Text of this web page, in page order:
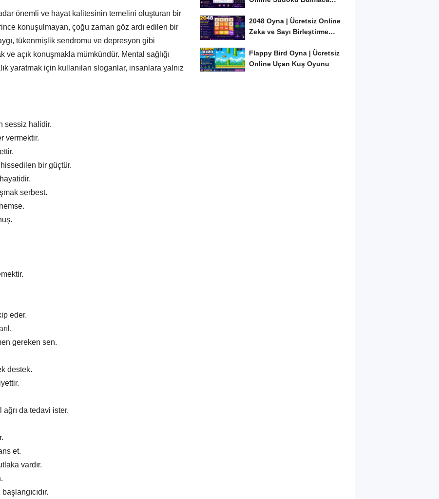
önemli ve hayat kalitesinin temelini oluşturan bir
konuşulmayan, çoğu zaman göz ardı edilen bir
tükenmişlik sendromu ve depresyon gibi
ve açık konuşmakla mümkündür. Mental sağlığı
yaratmak için kullanılan sloganlar, insanlara yalnız
sessiz halidir.
vermektir.
bir güçtür.
serbest.
eder.
gereken sen.
destek.
da tedavi ister.
et.
vardır.
2048 Oyna | Ücretsiz Online
Zeka ve Sayı Birleştirme
Flappy Bird Oyna | Ücretsiz
Online Uçan Kuş Oyunu